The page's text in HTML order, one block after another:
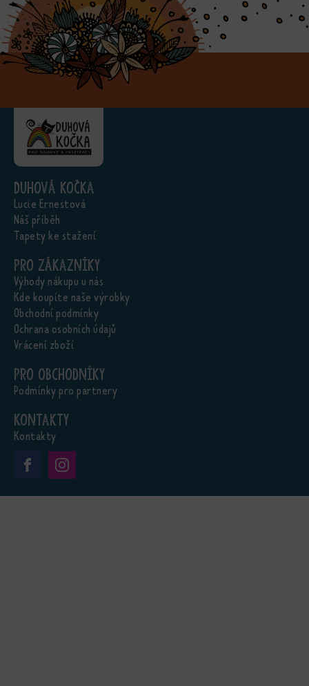
Duhová kočka
Lucie Ernestová
Náš příběh
Tapety ke stažení
Pro zákazníky
Výhody nákupu u nás
Kde koupíte naše výrobky
Obchodní podmínky
Ochrana osobních údajů
Vrácení zboží
Pro obchodníky
Podmínky pro partnery
Kontakty
Kontakty